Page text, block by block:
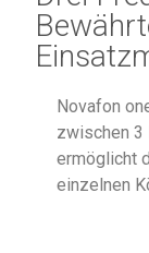
Novafon
zwischen 3
ermöglicht
einzelnen